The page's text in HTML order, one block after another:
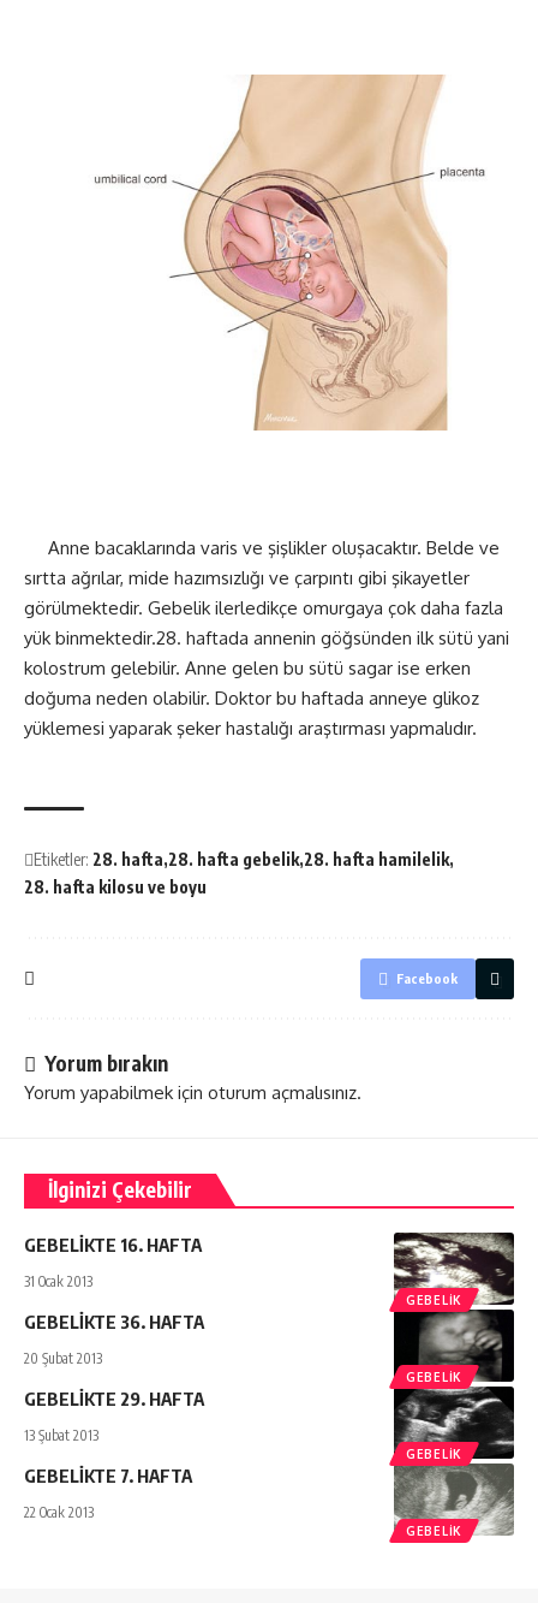
Anne bacaklarında varis ve şişlikler oluşacaktır. Belde ve
sırtta ağrılar, mide hazımsızlığı ve çarpıntı gibi şikayetler
görülmektedir. Gebelik ilerledikçe omurgaya çok daha fazla
yük binmektedir.28. haftada annenin göğsünden ilk sütü yani
kolostrum gelebilir. Anne gelen bu sütü sagar ise erken
doğuma neden olabilir. Doktor bu haftada anneye glikoz
yüklemesi yaparak şeker hastalığı araştırması yapmalıdır.
Etiketler: 28. hafta 28. hafta gebelik 28. hafta hamilelik
28. hafta kilosu ve boyu
Facebook
Yorum bırakın
Yorum yapabilmek için oturum açmalısınız.
İlginizi Çekebilir
GEBELIK
GEBELİKTE 16. HAFTA
31 Ocak 2013
GEBELIK
GEBELİKTE 36. HAFTA
20 Şubat 2013
GEBELIK
GEBELİKTE 29. HAFTA
13 Şubat 2013
GEBELIK
GEBELİKTE 7. HAFTA
22 Ocak 2013